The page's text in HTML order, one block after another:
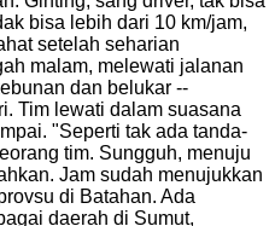
bisa lebih dari 10 km/jam,
setelah seharian
malam, melewati jalanan
dan belukar --
Tim lewati dalam suasana
"Seperti tak ada tanda-
tim. Sungguh, menuju
Jam sudah menujukkan
di Batahan. Ada
daerah di Sumut,